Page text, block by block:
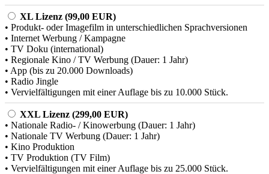
XL Lizenz (99,00 EUR)
• Produkt- oder Imagefilm in unterschiedlichen Sprachversionen
• Internet Werbung / Kampagne
• TV Doku (international)
• Regionale Kino / TV Werbung (Dauer: 1 Jahr)
• App (bis zu 20.000 Downloads)
• Radio Jingle
• Vervielfältigungen mit einer Auflage bis zu 10.000 Stück.
XXL Lizenz (299,00 EUR)
• Nationale Radio- / Kinowerbung (Dauer: 1 Jahr)
• Nationale TV Werbung (Dauer: 1 Jahr)
• Kino Produktion
• TV Produktion (TV Film)
• Vervielfältigungen mit einer Auflage bis zu 25.000 Stück.